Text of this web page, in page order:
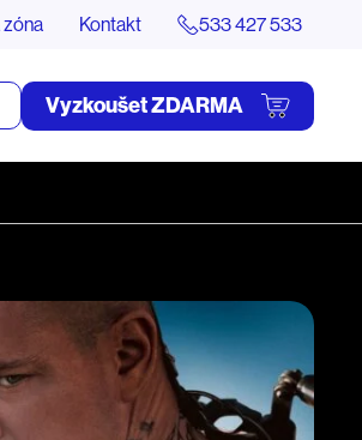
Kontakt 533 427 533
Vyzkoušet ZDARMA